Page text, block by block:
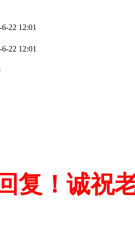
22 12:01
22 12:01
复！诚祝